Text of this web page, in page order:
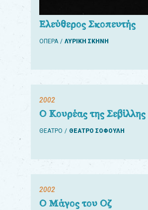
Ελεύθερος Σκοπευτής
ΟΠΕΡΑ ΛΥΡΙΚΗ ΣΚΗΝΗ
2002
Ο Κουρέας της Σεβίλλης
ΘΕΑΤΡΟ ΘΕΑΤΡΟ ΣΟΦΟΥΛΗ
2002
Ο Μάγος του Οζ